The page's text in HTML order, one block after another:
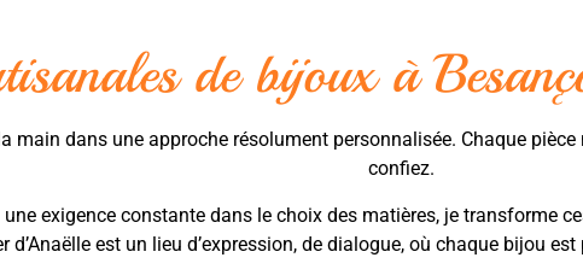
de bijoux à
dans une approche résolument personnalisée. Chaque pièce
confiez.
exigence constante dans le choix des matières, je transforme
d’Anaëlle est un lieu d’expression, de dialogue, où chaque bijou